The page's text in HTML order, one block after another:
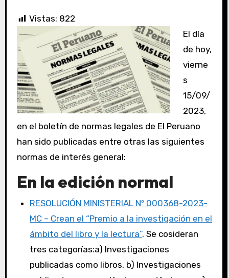
Vistas: 822
El día
de hoy,
vierne
s
15/09/
2023,
en el boletín de normas legales de El Peruano
han sido publicadas entre otras las siguientes
normas de interés general:
En la edición normal
RESOLUCIÓN MINISTERIAL Nº 000368-2023-
MC – Crean el “Premio a la investigación en el
ámbito del libro y la lectura”. Se cosideran
tres categorías:a) Investigaciones
publicadas como libros, b) Investigaciones